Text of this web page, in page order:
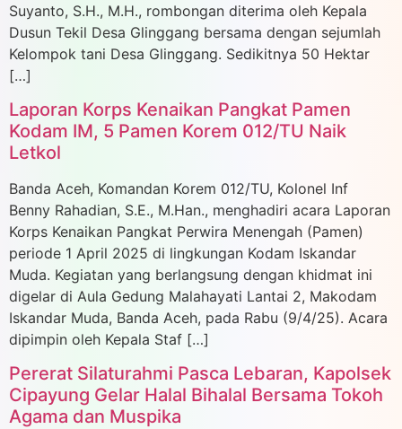
Suyanto, S.H., M.H., rombongan diterima oleh Kepala
Dusun Tekil Desa Glinggang bersama dengan sejumlah
Kelompok tani Desa Glinggang. Sedikitnya 50 Hektar
[…]
Laporan Korps Kenaikan Pangkat Pamen
Kodam IM, 5 Pamen Korem 012/TU Naik
Letkol
Banda Aceh, Komandan Korem 012/TU, Kolonel Inf
Benny Rahadian, S.E., M.Han., menghadiri acara Laporan
Korps Kenaikan Pangkat Perwira Menengah (Pamen)
periode 1 April 2025 di lingkungan Kodam Iskandar
Muda. Kegiatan yang berlangsung dengan khidmat ini
digelar di Aula Gedung Malahayati Lantai 2, Makodam
Iskandar Muda, Banda Aceh, pada Rabu (9/4/25). Acara
dipimpin oleh Kepala Staf […]
Pererat Silaturahmi Pasca Lebaran, Kapolsek
Cipayung Gelar Halal Bihalal Bersama Tokoh
Agama dan Muspika